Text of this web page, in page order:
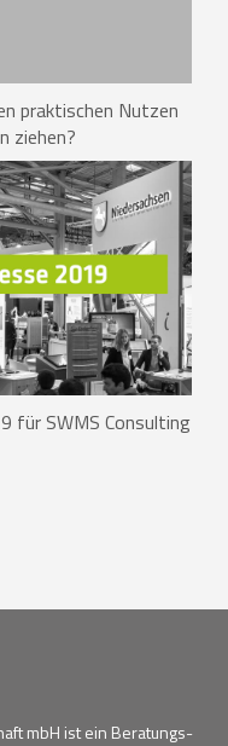
praktischen Nutzen
ziehen?
für SWMS Consulting
mbH ist ein Beratungs-